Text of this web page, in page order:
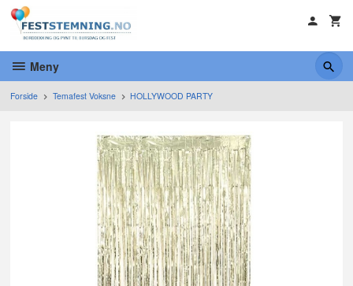
Gå
innholdet
Meny
Forside Temafest Voksne HOLLYWOOD PARTY